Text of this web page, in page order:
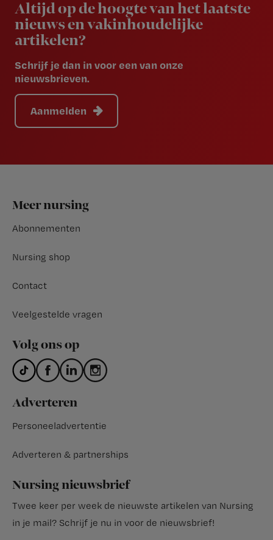
Altijd op de hoogte van het laatste
nieuws en vakinhoudelijke
artikelen?
Schrijf je dan in voor een van onze
nieuwsbrieven.
Aanmelden
Footer
Meer nursing
Abonnementen
Nursing shop
Contact
Veelgestelde vragen
Volg ons op
Adverteren
Personeeladvertentie
Adverteren & partnerships
Nursing nieuwsbrief
Twee keer per week de nieuwste artikelen van Nursing
in je mail? Schrijf je nu in voor de nieuwsbrief!